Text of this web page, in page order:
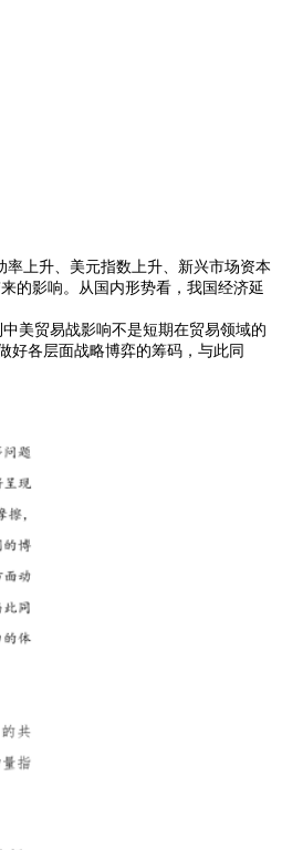
上升、美元指数上升、新兴市场资本
的影响。从国内形势看，我国经济延
美贸易战影响不是短期在贸易领域的
好各层面战略博弈的筹码，与此同